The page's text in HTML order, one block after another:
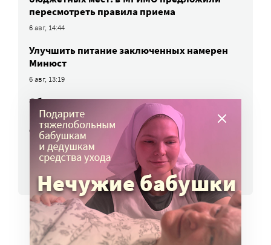
пересмотреть правила приема
6 авг, 14:44
Улучшить питание заключенных намерен
Минюст
6 авг, 13:19
Обязать самозанятых платить пенсионные
взносы предлагают профсоюзы
6 авг, 10:51
ВСЕ НОВОСТИ